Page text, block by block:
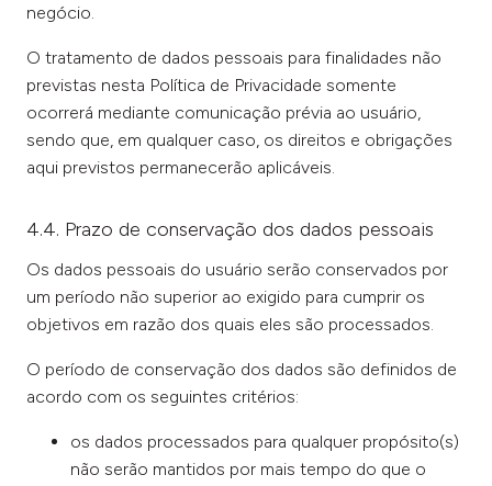
negócio.
O tratamento de dados pessoais para finalidades não
previstas nesta Política de Privacidade somente
ocorrerá mediante comunicação prévia ao usuário,
sendo que, em qualquer caso, os direitos e obrigações
aqui previstos permanecerão aplicáveis.
4.4. Prazo de conservação dos dados pessoais
Os dados pessoais do usuário serão conservados por
um período não superior ao exigido para cumprir os
objetivos em razão dos quais eles são processados.
O período de conservação dos dados são definidos de
acordo com os seguintes critérios:
os dados processados para qualquer propósito(s)
não serão mantidos por mais tempo do que o